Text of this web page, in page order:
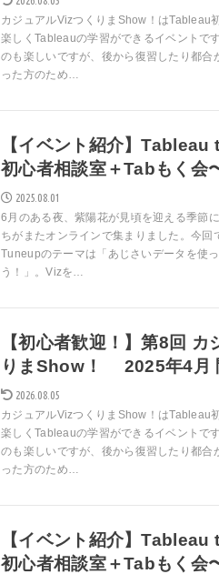
カジュアルVizつくりまShow！はTableau
楽しくTableauの学習ができるイベントで
のも楽しいですが、後から復習したり都合
った方のため…
【イベント紹介】
初心者相談室＋Tabもく会
2025.08.01
6月のある夜、紫陽花が見頃を迎える季節
ちがまたオンラインで集まりました。今回
Tuneupのテーマは「あじさいデータを使
う！」。Vizを…
【初心者歓迎！】第8回 カ
りまShow！ 2025年4月
2026.08.05
カジュアルVizつくりまShow！はTableau
楽しくTableauの学習ができるイベントで
のも楽しいですが、後から復習したり都合
った方のため…
【イベント紹介】
初心者相談室＋Tabもく会